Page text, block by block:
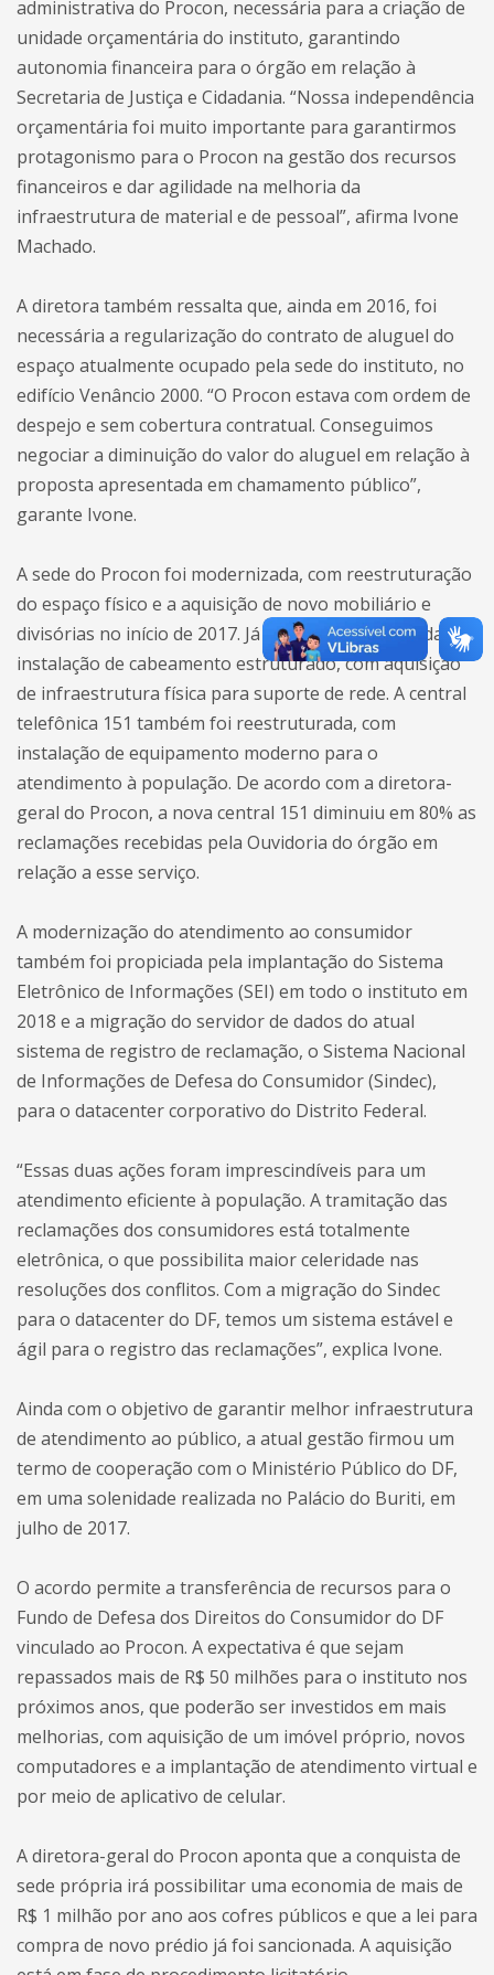
administrativa do Procon, necessária para a criação de
unidade orçamentária do instituto, garantindo
autonomia financeira para o órgão em relação à
Secretaria de Justiça e Cidadania. “Nossa independência
orçamentária foi muito importante para garantirmos
protagonismo para o Procon na gestão dos recursos
financeiros e dar agilidade na melhoria da
infraestrutura de material e de pessoal”, afirma Ivone
Machado.
A diretora também ressalta que, ainda em 2016, foi
necessária a regularização do contrato de aluguel do
espaço atualmente ocupado pela sede do instituto, no
edifício Venâncio 2000. “O Procon estava com ordem de
despejo e sem cobertura contratual. Conseguimos
negociar a diminuição do valor do aluguel em relação à
proposta apresentada em chamamento público”,
garante Ivone.
A sede do Procon foi modernizada, com reestruturação
do espaço físico e a aquisição de novo mobiliário e
divisórias no início de 2017. Já em 2018 foi finalizada a
instalação de cabeamento estruturado, com aquisição
de infraestrutura física para suporte de rede. A central
telefônica 151 também foi reestruturada, com
instalação de equipamento moderno para o
atendimento à população. De acordo com a diretora-
geral do Procon, a nova central 151 diminuiu em 80% as
reclamações recebidas pela Ouvidoria do órgão em
relação a esse serviço.
A modernização do atendimento ao consumidor
também foi propiciada pela implantação do Sistema
Eletrônico de Informações (SEI) em todo o instituto em
2018 e a migração do servidor de dados do atual
sistema de registro de reclamação, o Sistema Nacional
de Informações de Defesa do Consumidor (Sindec),
para o datacenter corporativo do Distrito Federal.
“Essas duas ações foram imprescindíveis para um
atendimento eficiente à população. A tramitação das
reclamações dos consumidores está totalmente
eletrônica, o que possibilita maior celeridade nas
resoluções dos conflitos. Com a migração do Sindec
para o datacenter do DF, temos um sistema estável e
ágil para o registro das reclamações”, explica Ivone.
Ainda com o objetivo de garantir melhor infraestrutura
de atendimento ao público, a atual gestão firmou um
termo de cooperação com o Ministério Público do DF,
em uma solenidade realizada no Palácio do Buriti, em
julho de 2017.
O acordo permite a transferência de recursos para o
Fundo de Defesa dos Direitos do Consumidor do DF
vinculado ao Procon. A expectativa é que sejam
repassados mais de R$ 50 milhões para o instituto nos
próximos anos, que poderão ser investidos em mais
melhorias, com aquisição de um imóvel próprio, novos
computadores e a implantação de atendimento virtual e
por meio de aplicativo de celular.
A diretora-geral do Procon aponta que a conquista de
sede própria irá possibilitar uma economia de mais de
R$ 1 milhão por ano aos cofres públicos e que a lei para
compra de novo prédio já foi sancionada. A aquisição